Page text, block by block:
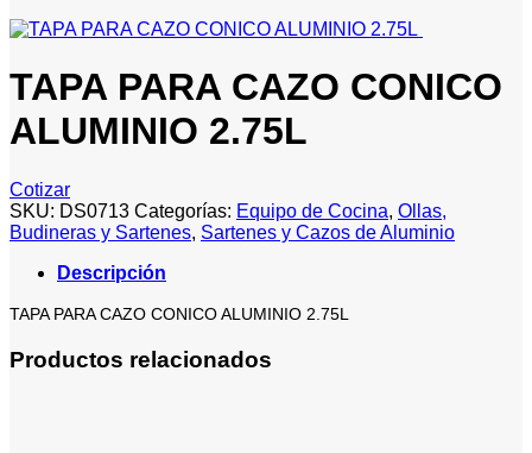
TAPA PARA CAZO CONICO
ALUMINIO 2.75L
Cotizar
SKU: DS0713 Categorías: Equipo de Cocina, Ollas,
Budineras y Sartenes, Sartenes y Cazos de Aluminio
Descripción
TAPA PARA CAZO CONICO ALUMINIO 2.75L
Productos relacionados